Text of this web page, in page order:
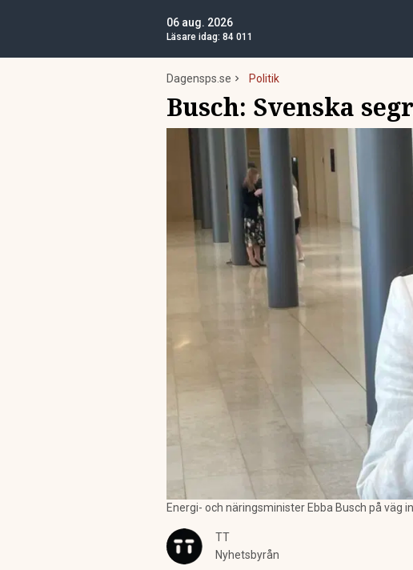
06 aug. 2026
Läsare idag: 84 011
Dagensps.se Politik
Busch: Svenska
Energi- och näringsminister Ebba Busch på väg
TT
Nyhetsbyrån